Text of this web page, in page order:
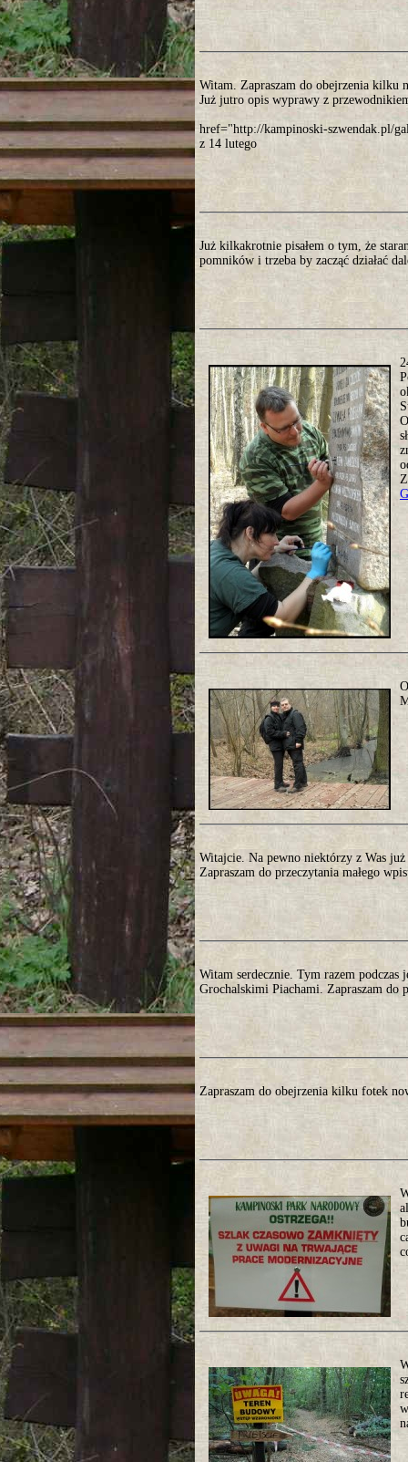
Witam. Zapraszam do obejrzenia kilku
Już jutro opis wyprawy z
href="http://kampinoski-szwendak.pl/
z 14 lutego
Już kilkakrotnie pisałem o tym, że
pomników i trzeba by zacząć działać
Witajcie. Na pewno niektórzy z Was
Zapraszam do przeczytania małego
Witam serdecznie. Tym razem
Grochalskimi Piachami. Zapraszam do
Zapraszam do obejrzenia kilku fotek